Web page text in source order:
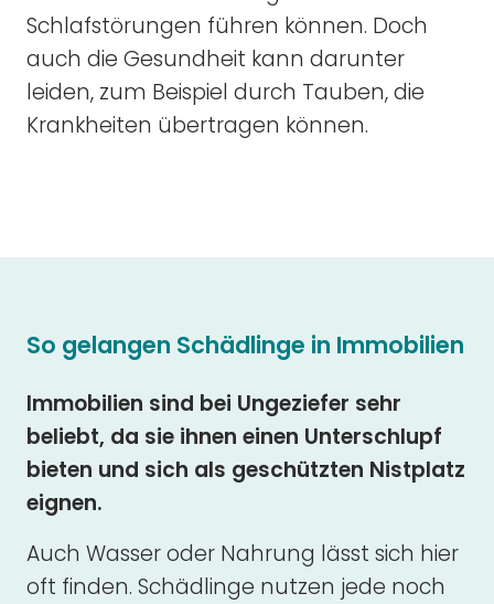
Schlafstörungen führen können. Doch
auch die Gesundheit kann darunter
leiden, zum Beispiel durch Tauben, die
Krankheiten übertragen können.
So gelangen Schädlinge in Immobilien
Immobilien sind bei Ungeziefer sehr
beliebt, da sie ihnen einen Unterschlupf
bieten und sich als geschützten Nistplatz
eignen.
Auch Wasser oder Nahrung lässt sich hier
oft finden. Schädlinge nutzen jede noch